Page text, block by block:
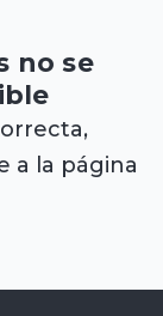
no se
a la página